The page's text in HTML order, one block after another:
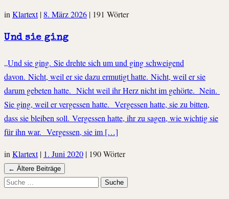
in Klartext | 8. März 2026 | 191 Wörter
Und sie ging
„Und sie ging. Sie drehte sich um und ging schweigend
davon. Nicht, weil er sie dazu ermutigt hatte. Nicht, weil er sie
darum gebeten hatte. Nicht weil ihr Herz nicht im gehörte. Nein.
Sie ging, weil er vergessen hatte. Vergessen hatte, sie zu bitten,
dass sie bleiben soll. Vergessen hatte, ihr zu sagen, wie wichtig sie
für ihn war. Vergessen, sie im […]
in Klartext | 1. Juni 2020 | 190 Wörter
Navigation
Beiträgen
← Ältere Beiträge
Suche